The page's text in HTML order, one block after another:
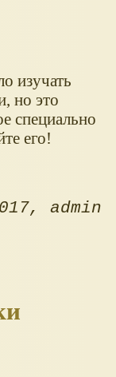
изучать
но это
специально
его!
admin